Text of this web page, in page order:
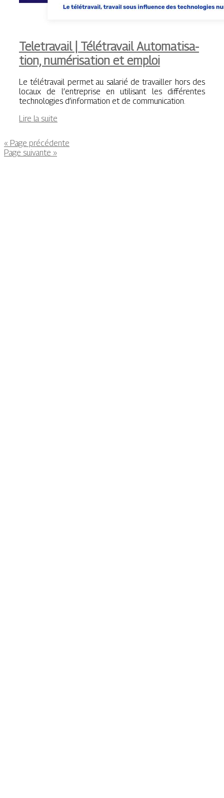
Teletravail | Télétravail Automatisa­
tion, numérisa­tion et emploi
Le télétravail permet au salarié de travailler hors des
locaux de l’entreprise en utilisant les différentes
technologies d’information et de communication.
Lire la suite
« Page précédente
Page suivante »